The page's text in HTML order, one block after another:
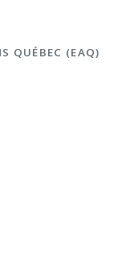
QUÉBEC (EAQ)